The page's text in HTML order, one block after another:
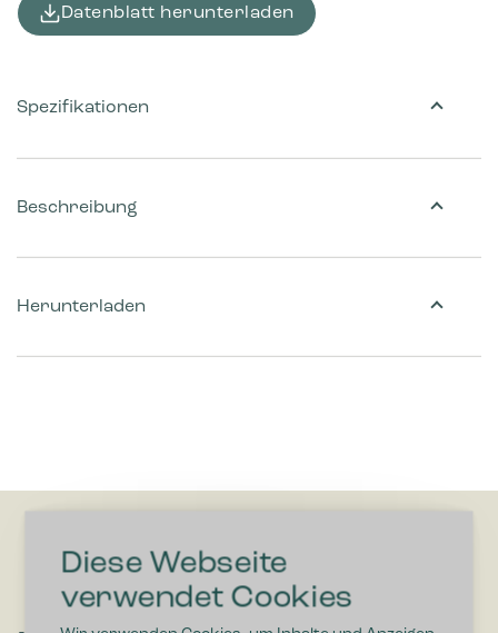
Diese Webseite
verwendet Cookies
Datenblatt herunterladen
Beschreibung
Herunterladen
Spezifikationen